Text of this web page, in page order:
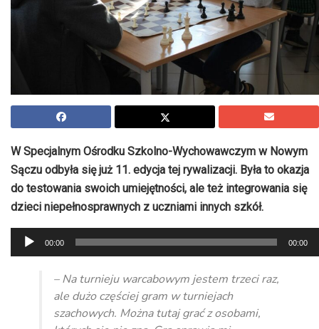
W Specjalnym Ośrodku Szkolno-Wychowawczym w Nowym
Sączu odbyła się już 11. edycja tej rywalizacji. Była to okazja
do testowania swoich umiejętności, ale też integrowania się
dzieci niepełnosprawnych z uczniami innych szkół.
Odtwarzacz
plików
dźwiękowych
00:00 00:00
– Na turnieju warcabowym jestem trzeci raz,
ale dużo częściej gram w turniejach
szachowych. Można tutaj grać z osobami,